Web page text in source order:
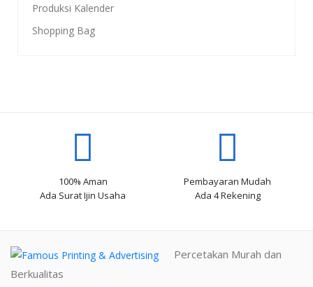
Produksi Kalender
Shopping Bag
100% Aman
Ada Surat Ijin Usaha
Pembayaran Mudah
Ada 4 Rekening
Percetakan Murah dan
Berkualitas